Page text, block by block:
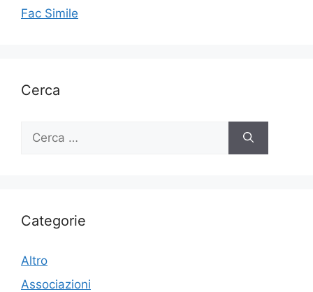
Fac Simile
Cerca
Ricerca
Categorie
Altro
Associazioni